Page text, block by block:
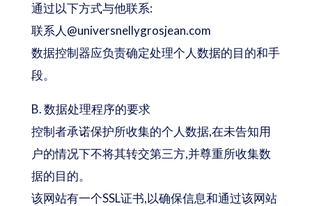
通过以下方式与他联系:
联系人@universnellygrosjean.com
数据控制器应负责确定处理个人数据的目的和手
段。
B. 数据处理程序的要求
控制者承诺保护所收集的个人数据,在未告知用
户的情况下不将其转交第三方,并尊重所收集数
据的目的。
该网站有一个SSL证书,以确保信息和通过该网站